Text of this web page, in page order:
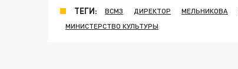
ТЕГИ: ВСМЗ ДИРЕКТОР МЕЛЬНИКОВА
МИНИСТЕРСТВО КУЛЬТУРЫ